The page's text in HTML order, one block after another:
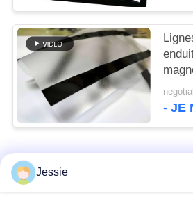
- JE
Catégories
Jessie